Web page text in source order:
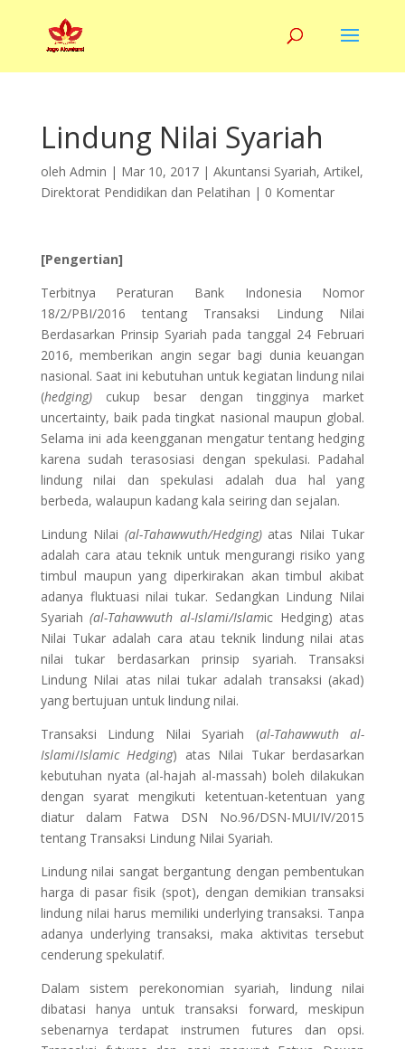
Lindung Nilai Syariah
oleh Admin | Mar 10, 2017| Akuntansi Syariah, Artikel,
Direktorat Pendidikan dan Pelatihan | 0 Komentar
[Pengertian]
Terbitnya Peraturan Bank Indonesia Nomor
18/2/PBI/2016 tentang Transaksi Lindung Nilai
Berdasarkan Prinsip Syariah pada tanggal 24 Februari
2016, memberikan angin segar bagi dunia keuangan
nasional. Saat ini kebutuhan untuk kegiatan lindung nilai
(hedging)cukup besar dengan tingginya market
uncertainty, baik pada tingkat nasional maupun global.
Selama ini ada keengganan mengatur tentang hedging
karena sudah terasosiasi dengan spekulasi. Padahal
lindung nilai dan spekulasi adalah dua hal yang
berbeda, walaupun kadang kala seiring dan sejalan.
Lindung Nilai (al-Tahawwuth/Hedging)atas Nilai Tukar
adalah cara atau teknik untuk mengurangi risiko yang
timbul maupun yang diperkirakan akan timbul akibat
adanya fluktuasi nilai tukar. Sedangkan Lindung Nilai
Syariah(al-Tahawwuth al-Islami/Islamic Hedging) atas
Nilai Tukar adalah cara atau teknik lindung nilai atas
nilai tukar berdasarkan prinsip syariah. Transaksi
Lindung Nilai atas nilai tukar adalah transaksi (akad)
yang bertujuan untuk lindung nilai.
Transaksi Lindung Nilai Syariah (al-Tahawwuth al-
Islami/Islamic Hedging) atas Nilai Tukar berdasarkan
kebutuhan nyata (al-hajah al-massah) boleh dilakukan
dengan syarat mengikuti ketentuan-ketentuan yang
diatur dalam Fatwa DSN No.96/DSN-MUI/IV/2015
tentang Transaksi Lindung Nilai Syariah.
Lindung nilai sangat bergantung dengan pembentukan
harga di pasar fisik (spot), dengan demikian transaksi
lindung nilai harus memiliki underlying transaksi. Tanpa
adanya underlying transaksi, maka aktivitas tersebut
cenderung spekulatif.
Dalam sistem perekonomian syariah, lindung nilai
dibatasi hanya untuk transaksi forward, meskipun
sebenarnya terdapat instrumen futures dan opsi.